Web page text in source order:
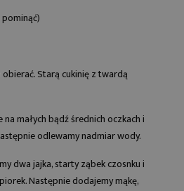
Starą cukinię z twardą
małych bądź średnich oczkach i
odlewamy nadmiar wody.
dwa jajka, starty ząbek czosnku i
Następnie dodajemy mąkę,